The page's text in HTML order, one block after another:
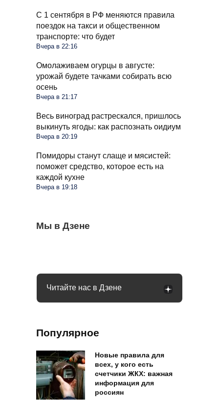
С 1 сентября в РФ меняются правила
поездок на такси и общественном
транспорте: что будет
Вчера в 22:16
Омолаживаем огурцы в августе:
урожай будете тачками собирать всю
осень
Вчера в 21:17
Весь виноград растрескался, пришлось
выкинуть ягоды: как распознать оидиум
Вчера в 20:19
Помидоры станут слаще и мясистей:
поможет средство, которое есть на
каждой кухне
Вчера в 19:18
Мы в Дзене
С 1 сентября россиян будут сажать и
штрафовать за грибы: что нельзя
Сосед со скандалом требует убрать доски
Какое общение с гаишником неминуемо
Читайте нас в Дзене
Популярное
Новые правила для
всех, у кого есть
счетчики ЖКХ: важная
информация для
россиян